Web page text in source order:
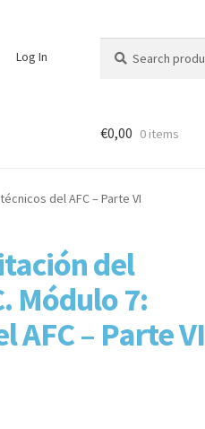
Log In
for:
€0,00 0 items
del AFC – Parte VI
del
Módulo 7:
AFC – Parte VI